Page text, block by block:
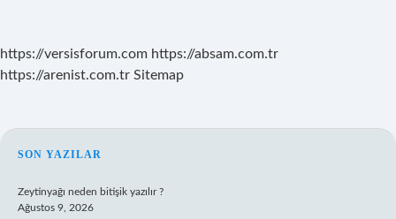
https://versisforum.com https://absam.com.tr
https://arenist.com.tr Sitemap
SIDEBAR
SON YAZILAR
Zeytinyağı neden bitişik yazılır ?
Ağustos 9, 2026